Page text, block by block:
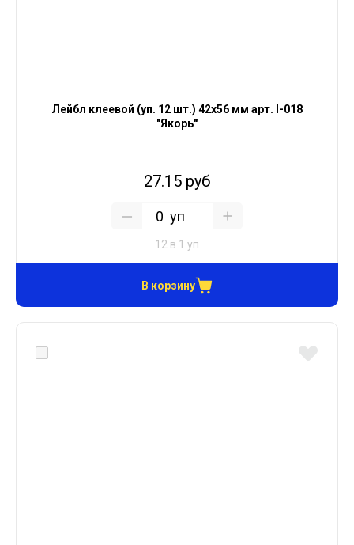
Лейбл клеевой (уп. 12 шт.) 42х56 мм арт. I-018
"Якорь"
27.15 руб
уп
12 в 1 уп
В корзину